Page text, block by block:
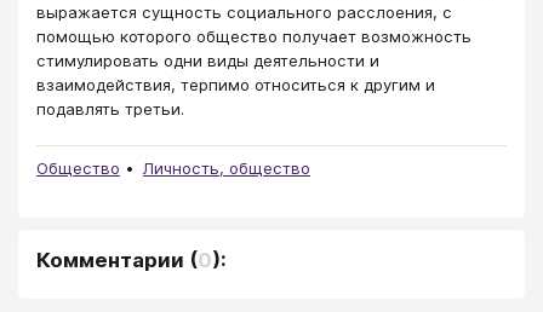
выражается сущность социального расслоения, с
помощью которого общество получает возможность
стимулировать одни виды деятельности и
взаимодействия, терпимо относиться к другим и
подавлять третьи.
Общество Личность, общество
Комментарии (0):